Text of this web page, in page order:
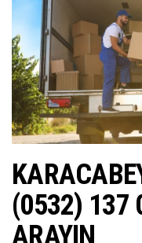
(0532) 137
ARAYIN